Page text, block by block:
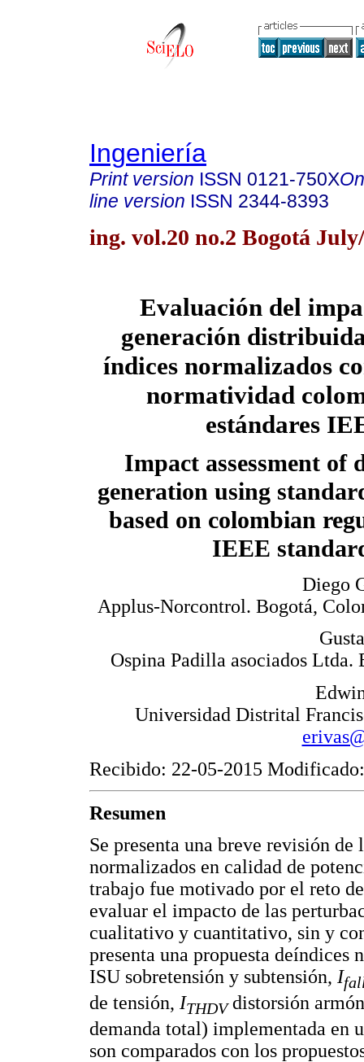
Ingeniería
Print version ISSN 0121-750X
line version ISSN 2344-8393
ing. vol.20 no.2 Bogotá
Evaluación del
generación
índices normalizados
normatividad
estándares
Impact assessment of
generation using
based on colombian
IEEE
Diego
Applus-Norcontrol. Bogotá,
Ospina Padilla asociados
Universidad Distrital
Recibido: 22-05-2015
Resumen
Se presenta una breve revisión
normalizados en calidad de
trabajo fue motivado por el reto
evaluar el impacto de las
cualitativo y cuantitativo, sin y
presenta una propuesta deíndices
ISU sobretensión y subtensión, I
de tensión, ITHDVdistorsión
demanda total) implementada en
son comparados con los